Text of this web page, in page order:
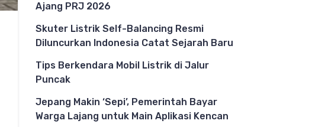
Ajang PRJ 2026
Skuter Listrik Self-Balancing Resmi
Diluncurkan Indonesia Catat Sejarah Baru
Tips Berkendara Mobil Listrik di Jalur
Puncak
Jepang Makin ‘Sepi’, Pemerintah Bayar
Warga Lajang untuk Main Aplikasi Kencan